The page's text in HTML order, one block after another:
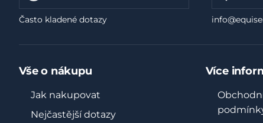
Často kladené dotazy
Vše o nákupu
Jak nakupovat
Nejčastější dotazy
Více